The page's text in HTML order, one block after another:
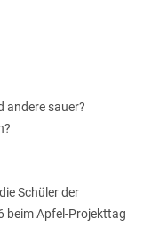
andere sauer?
Schüler der
beim Apfel-Projekttag